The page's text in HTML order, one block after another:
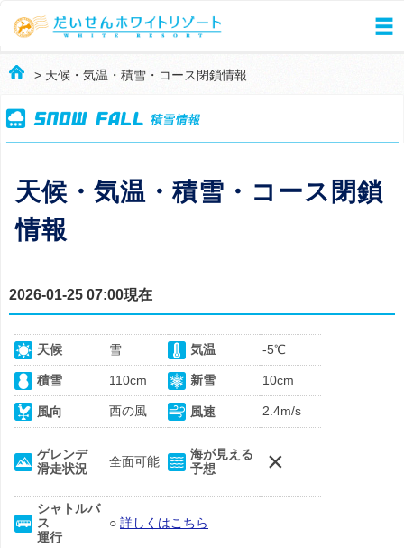
> 天候・気温・積雪・コース閉鎖情報
天候・気温・積雪・コース閉鎖
情報
2026-01-25 07:00現在
天候 雪 気温 -5℃
積雪 110cm 新雪 10cm
風向 西の風 風速 2.4m/s
ゲレンデ
滑走状況
全面可能
海が見える
予想
×
シャトルバ
ス
運行
○ 詳しくはこちら